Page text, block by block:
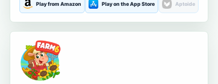
Play from Amazon Play on the App Store Aptoide